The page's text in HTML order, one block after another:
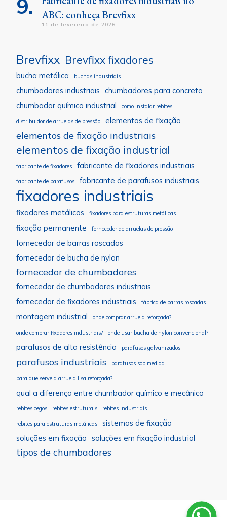
ABC: conheça Brevfixx
11 de fevereiro de 2026
Brevfixx Brevfixx fixadores
bucha metálica buchas industriais
chumbadores industriais chumbadores para concreto
chumbador químico industrial
como instalar rebites
distribuidor de arruelas de pressão elementos de fixação
elementos de fixação industriais
elementos de fixação industrial
fabricante de fixadores fabricante de fixadores industriais
fabricante de parafusos fabricante de parafusos industriais
fixadores industriais
fixadores metálicos fixadores para estruturas metálicas
fixação permanente fornecedor de arruelas de pressão
fornecedor de barras roscadas
fornecedor de bucha de nylon
fornecedor de chumbadores
fornecedor de chumbadores industriais
fornecedor de fixadores industriais
fábrica de barras roscadas
montagem industrial onde comprar arruela reforçada?
onde comprar fixadores industriais? onde usar bucha de nylon convencional?
parafusos de alta resistência parafusos galvanizados
parafusos industriais parafusos sob medida
para que serve a arruela lisa reforçada?
qual a diferença entre chumbador químico e mecânico
rebites cegos rebites estruturais rebites industriais
rebites para estruturas metálicas
sistemas de fixação
soluções em fixação soluções em fixação industrial
tipos de chumbadores